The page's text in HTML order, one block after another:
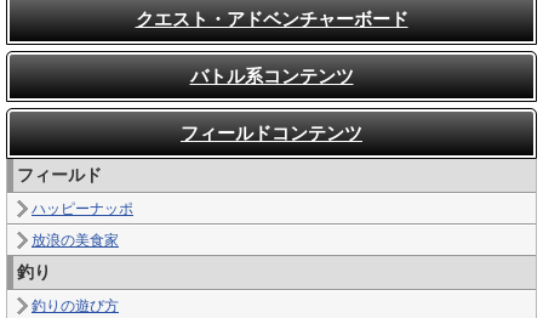
クエスト・アドベンチャーボード
バトル系コンテンツ
フィールドコンテンツ
フィールド
ハッピーナッポ
放浪の美食家
釣り
釣りの遊び方